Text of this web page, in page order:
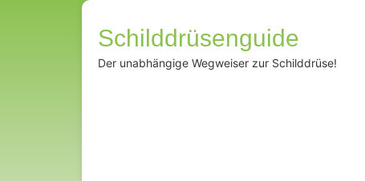
Schilddrüsenguide
Der unabhängige Wegweiser zur Schilddrüse!